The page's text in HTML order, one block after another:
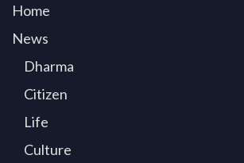
Home
News
Dharma
Citizen
Life
Culture